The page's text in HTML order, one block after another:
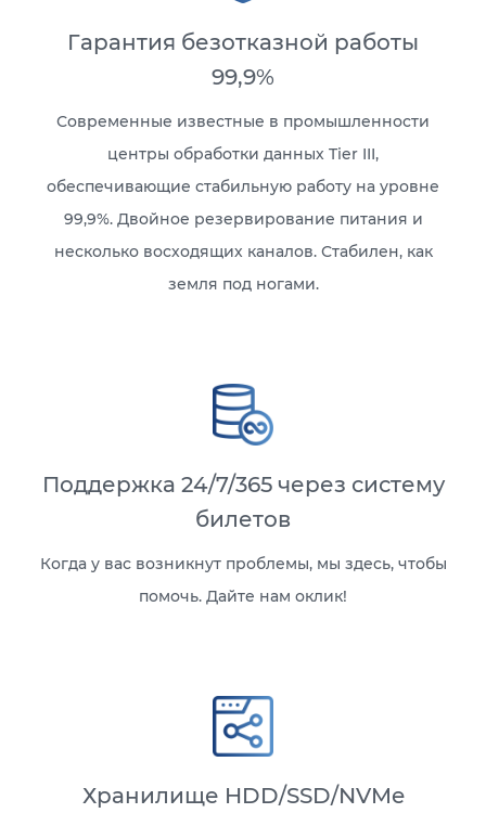
Гарантия безотказной работы
99,9%
Современные известные в промышленности
центры обработки данных Tier III,
обеспечивающие стабильную работу на уровне
99,9%. Двойное резервирование питания и
несколько восходящих каналов. Стабилен, как
земля под ногами.
Поддержка 24/7/365 через систему
билетов
Когда у вас возникнут проблемы, мы здесь, чтобы
помочь. Дайте нам оклик!
Хранилище HDD/SSD/NVMe